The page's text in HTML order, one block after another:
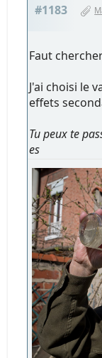
#1183
Faut
J'ai choisi le
effets
Tu peux te
es